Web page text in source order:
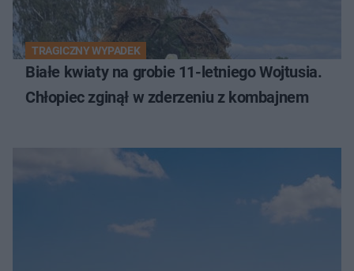
TRAGICZNY WYPADEK
Białe kwiaty na grobie 11-letniego Wojtusia.
Chłopiec zginął w zderzeniu z kombajnem